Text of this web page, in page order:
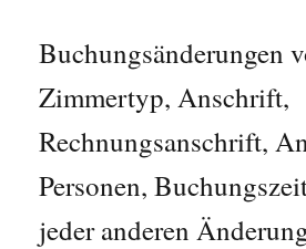
Buchungsänderungen
Zimmertyp, Anschrift,
Rechnungsanschrift,
Personen,
jeder anderen